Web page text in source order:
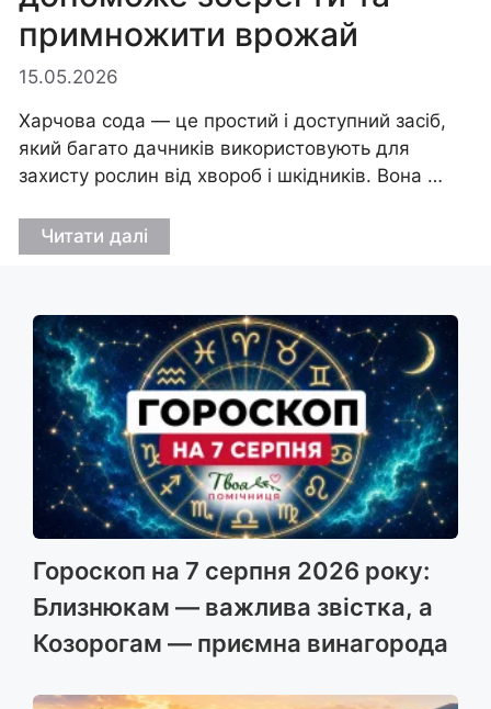
примножити врожай
15.05.2026
Харчова сода — це простий і доступний засіб,
який багато дачників використовують для
захисту рослин від хвороб і шкідників. Вона …
Читати далі
Гороскоп на 7 серпня 2026 року:
Близнюкам — важлива звістка, а
Козорогам — приємна винагорода